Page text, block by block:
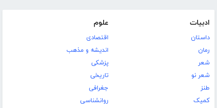
ادبیات
داستان
رمان
شعر
شعر نو
طنز
کمیک
علوم
اقتصادی
اندیشه و مذهب
پزشکی
تاریخی
جغرافی
روانشناسی